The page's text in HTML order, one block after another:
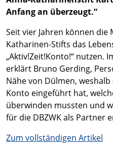
Anfang an überzeugt.“
Seit vier Jahren können
Katharinen-Stifts das
„Aktiv!Zeit!Konto!“ nutzen.
erklärt Bruno Gerding,
Nähe von Dülmen,
Konto eingeführt hat,
überwinden mussten und
für die DBZWK als Partner
Zum vollständigen Artikel